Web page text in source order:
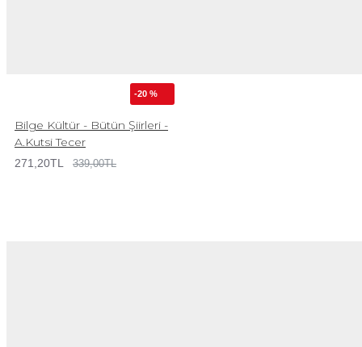
-20 %
Bilge Kültür - Bütün Şiirleri -
A.Kutsi Tecer
271,20TL 339,00TL